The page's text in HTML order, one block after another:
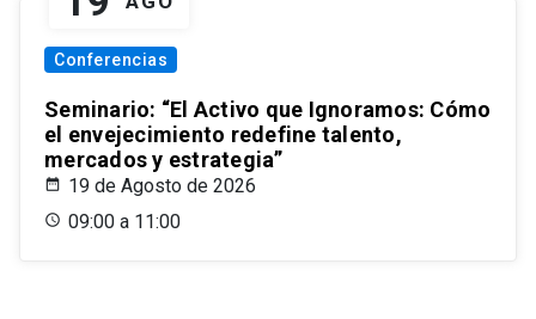
Conferencias
Seminario: “El Activo que Ignoramos: Cómo
el envejecimiento redefine talento,
mercados y estrategia”
19 de Agosto de 2026
09:00 a 11:00